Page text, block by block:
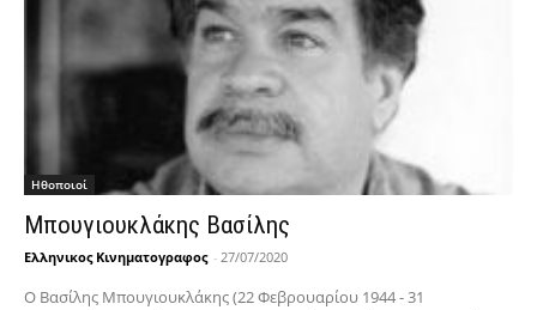
Hθοποιοί
Μπουγιουκλάκης Βασίλης
Ελληνικος Κινηματογραφος - 27/07/2020
Ο Βασίλης Μπουγιουκλάκης (22 Φεβρουαρίου 1944 - 31